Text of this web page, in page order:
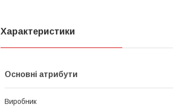
Характеристики
Основні атрибути
Виробник